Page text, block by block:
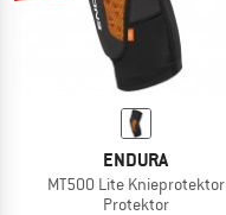
ENDURA
MT500 Lite Knieprotektor
Protektor